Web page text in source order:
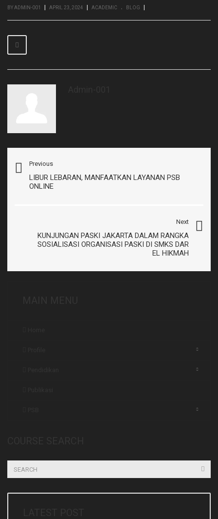
BY ADMIN-001 | APRIL 23, 2024 | ACADEMIC . BLOG |
Previous
LIBUR LEBARAN, MANFAATKAN LAYANAN PSB
ONLINE
Next
KUNJUNGAN PASKI JAKARTA DALAM RANGKA
SOSIALISASI ORGANISASI PASKI DI SMKS DAR
EL HIKMAH